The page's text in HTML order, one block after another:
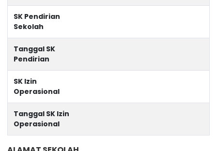
SK Pendirian
Sekolah
Tanggal SK
Pendirian
SK Izin
Operasional
Tanggal SK Izin
Operasional